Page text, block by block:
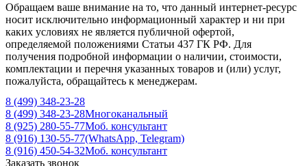
Обращаем ваше внимание на то, что данный интернет-ресурс
носит исключительно информационный характер и ни при
каких условиях не является публичной офертой,
определяемой положениями Статьи 437 ГК РФ. Для
получения подробной информации о наличии, стоимости,
комплектации и перечня указанных товаров и (или) услуг,
пожалуйста, обращайтесь к менеджерам.
8 (499) 348-23-28
8 (499) 348-23-28Многоканальный
8 (925) 280-55-77Моб. консультант
8 (916) 130-55-77(WhatsApp, Telegram)
8 (916) 450-54-32Моб. консультант
Заказать звонок